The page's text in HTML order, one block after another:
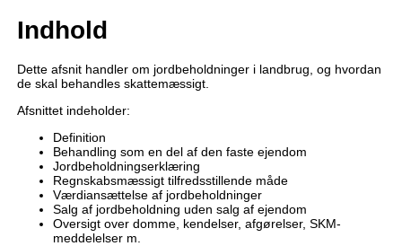
Indhold
Dette afsnit handler om jordbeholdninger i landbrug, og hvordan
de skal behandles skattemæssigt.
Afsnittet indeholder:
Definition
Behandling som en del af den faste ejendom
Jordbeholdningserklæring
Regnskabsmæssigt tilfredsstillende måde
Værdiansættelse af jordbeholdninger
Salg af jordbeholdning uden salg af ejendom
Oversigt over domme, kendelser, afgørelser, SKM-
meddelelser m.